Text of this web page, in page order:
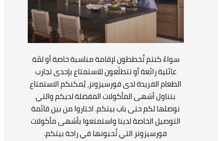
سواءً كنتم تُخططون لإقامة مناسبة خاصة أو لمّة
عائلية رائعة أو تتطلّعون للاستمتاع بإحدى تجارب
الطعام الفريدة لدى فورسيزونز، يُمكنكم الاستمتاع
بتناول أشهى المأكولات المفضلة لديكم والتي
نوصلها لكم حتى باب بيتكم. اختاروا من بين قائمة
التوصيل الخاصة لدينا واستمتعوا بأشهى مأكولات
فورسيزونز التي تُحبونها في راحة بيتكم.